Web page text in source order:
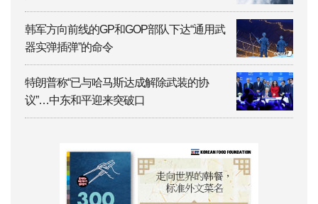
韩军方向前线的GP和GOP部队下达“通用武
器实弹插弹”的命令
特朗普称“已与哈马斯达成解除武装的协
议”…中东和平迎来突破口